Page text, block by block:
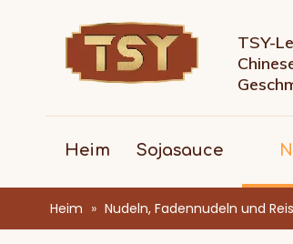
TSY-
Heim Sojasauce
Heim » Nudeln, Fadennudeln und